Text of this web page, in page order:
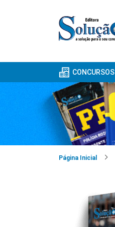
CONCURSOS
Página Inicial